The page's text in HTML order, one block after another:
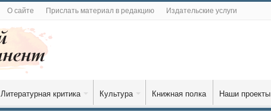
О сайте Прислать материал в редакцию Издательские услуги
Литературная критика Культура Книжная полка Наши проекты